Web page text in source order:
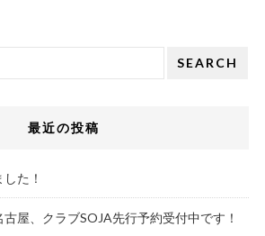
SEARCH
最近の投稿
た！
古屋、クラブSOJA先行予約受付中です！